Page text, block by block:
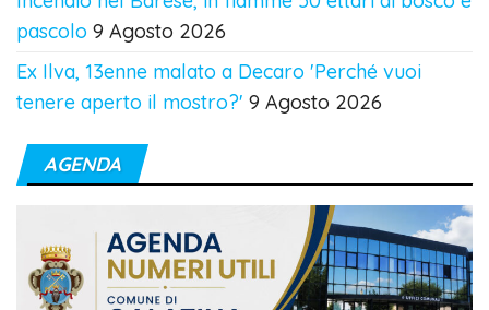
pascolo 9 Agosto 2026
Ex Ilva, 13enne malato a Decaro 'Perché vuoi
tenere aperto il mostro?' 9 Agosto 2026
AGENDA